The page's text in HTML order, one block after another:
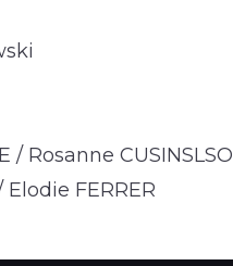
Rosanne CUSINSLSO
FERRER